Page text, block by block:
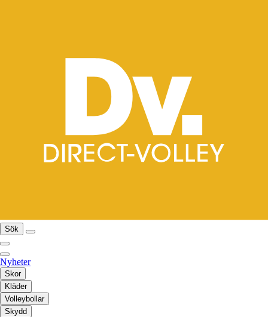
Sök
Nyheter
Skor
Kläder
Volleybollar
Skydd